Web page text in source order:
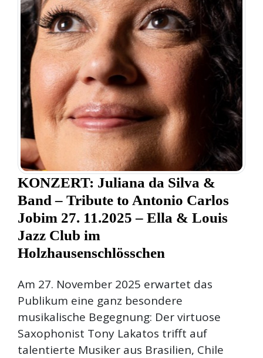
KONZERT: Juliana da Silva &
Band – Tribute to Antonio Carlos
Jobim 27. 11.2025 – Ella & Louis
Jazz Club im
Holzhausenschlösschen
Am 27. November 2025 erwartet das
Publikum eine ganz besondere
musikalische Begegnung: Der virtuose
Saxophonist Tony Lakatos trifft auf
talentierte Musiker aus Brasilien, Chile